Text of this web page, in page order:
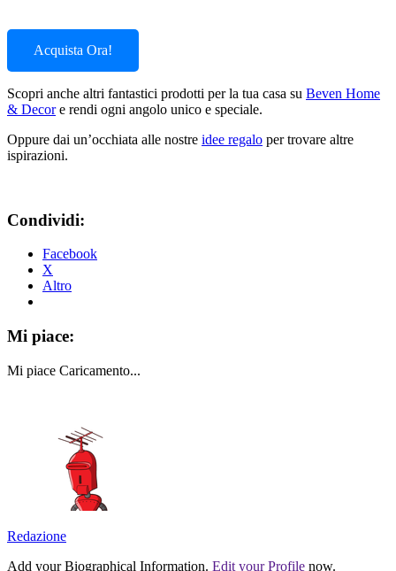
Acquista Ora!
Scopri anche altri fantastici prodotti per la tua casa su Beven Home
& Decore rendi ogni angolo unico e speciale.
Oppure dai un’occhiata alle nostre idee regalo per trovare altre
ispirazioni.
Condividi:
Facebook
X
Altro
Mi piace:
Mi piace Caricamento...
Redazione
Add your Biographical Information. Edit your Profile now.